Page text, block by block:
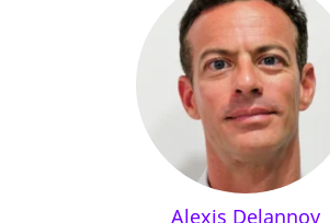
Alexis Delannoy